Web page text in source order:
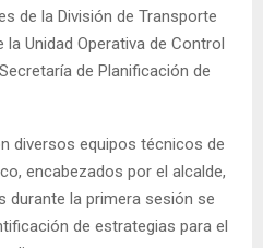
de la División de Transporte
la Unidad Operativa de Control
de Planificación de
diversos equipos técnicos de
encabezados por el alcalde,
durante la primera sesión se
de estrategias para el